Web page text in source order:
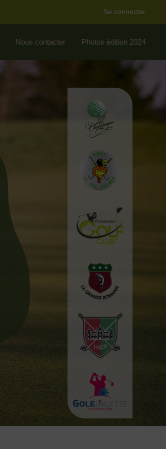
Se connecter
Nous contacter Photos édition 2024